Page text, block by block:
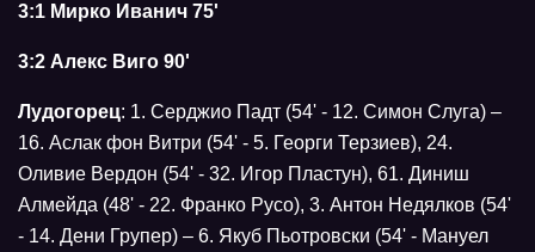
3:1 Мирко Иванич 75'
3:2 Алекс Виго 90'
Лудогорец: 1. Серджио Падт (54' - 12. Симон Слуга) –
16. Аслак фон Витри (54' - 5. Георги Терзиев), 24.
Оливие Вердон (54' - 32. Игор Пластун), 61. Диниш
Алмейда (48' - 22. Франко Русо), 3. Антон Недялков (54'
- 14. Дени Групер) – 6. Якуб Пьотровски (54' - Мануел